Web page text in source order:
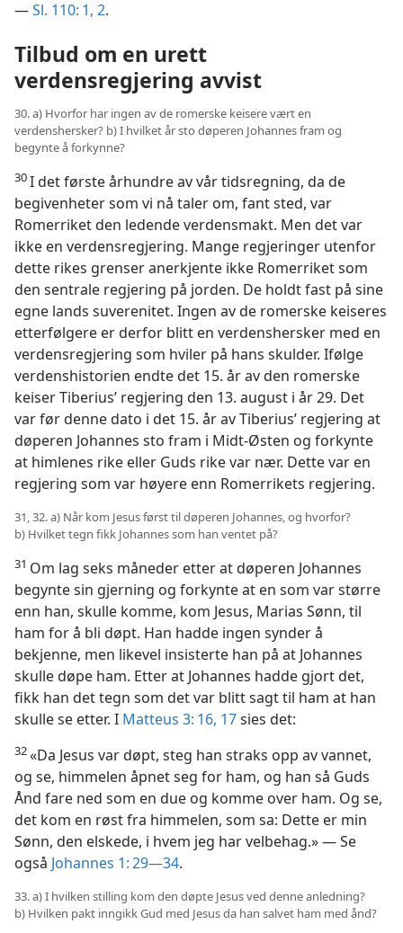
—Sl. 110: 1, 2.
Tilbud om en urett
verdensregjering avvist
30. a) Hvorfor har ingen av de romerske keisere vært en
verdenshersker? b) I hvilket år sto døperen Johannes fram og
begynte å forkynne?
30I det første århundre av vår tidsregning, da de
begivenheter som vi nå taler om, fant sted, var
Romerriket den ledende verdensmakt. Men det var
ikke en verdensregjering. Mange regjeringer utenfor
dette rikes grenser anerkjente ikke Romerriket som
den sentrale regjering på jorden. De holdt fast på sine
egne lands suverenitet. Ingen av de romerske keiseres
etterfølgere er derfor blitt en verdenshersker med en
verdensregjering som hviler på hans skulder. Ifølge
verdenshistorien endte det 15. år av den romerske
keiser Tiberius’ regjering den 13. august i år 29. Det
var før denne dato i det 15. år av Tiberius’ regjering at
døperen Johannes sto fram i Midt-Østen og forkynte
at himlenes rike eller Guds rike var nær. Dette var en
regjering som var høyere enn Romerrikets regjering.
31, 32. a) Når kom Jesus først til døperen Johannes, og hvorfor?
b) Hvilket tegn fikk Johannes som han ventet på?
31 Om lag seks måneder etter at døperen Johannes
begynte sin gjerning og forkynte at en som var større
enn han, skulle komme, kom Jesus, Marias Sønn, til
ham for å bli døpt. Han hadde ingen synder å
bekjenne, men likevel insisterte han på at Johannes
skulle døpe ham. Etter at Johannes hadde gjort det,
fikk han det tegn som det var blitt sagt til ham at han
skulle se etter. I Matteus 3: 16, 17sies det:
32«Da Jesus var døpt, steg han straks opp av vannet,
og se, himmelen åpnet seg for ham, og han så Guds
Ånd fare ned som en due og komme over ham. Og se,
det kom en røst fra himmelen, som sa: Dette er min
Sønn, den elskede, i hvem jeg har velbehag.» — Se
også Johannes 1: 29—34.
33. a) I hvilken stilling kom den døpte Jesus ved denne anledning?
b) Hvilken pakt inngikk Gud med Jesus da han salvet ham med ånd?